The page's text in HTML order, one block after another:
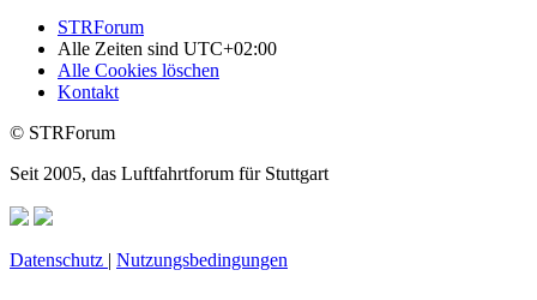
STRForum
Alle Zeiten sind UTC+02:00
Alle Cookies löschen
Kontakt
© STRForum
Seit 2005, das Luftfahrtforum für Stuttgart
Datenschutz | Nutzungsbedingungen